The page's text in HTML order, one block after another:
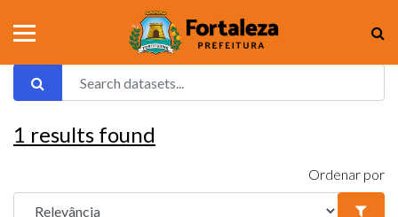
1 results found
Ordenar por